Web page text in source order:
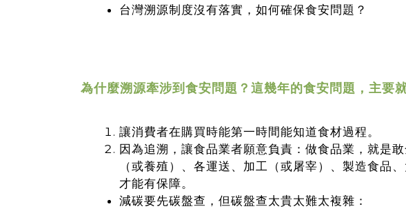
台灣溯源制度沒有落實，如何確保食安問題？
為什麼溯源牽涉到食安問題？這幾年的食安問題，主要
讓消費者在購買時能第一時間能知道食材過程。
因為追溯，讓食品業者願意負責：做食品業，就是
（或養殖）、各運送、加工（或屠宰）、製造食品
才能有保障。
減碳要先碳盤查，但碳盤查太貴太難太複雜：